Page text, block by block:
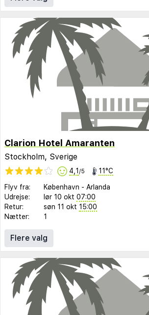
Clarion Hotel Amaranten
Stockholm, Sverige
4,1 /5 11°C
Flyv fra: København - Arlanda
Udrejse:
lør 10 okt 07:00
Retur:
søn 11 okt 15:00
Nætter:
1
Flere valg